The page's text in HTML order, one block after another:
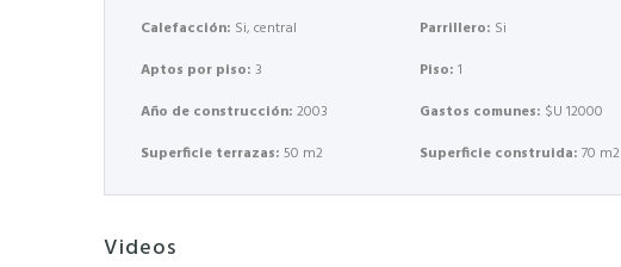
Calefacción: Si, central Parrillero: Si
Aptos por piso: 3 Piso: 1
Año de construcción: 2003 Gastos comunes: $U 12000
Superficie terrazas: 50 m2 Superficie construida: 70 m2
Videos